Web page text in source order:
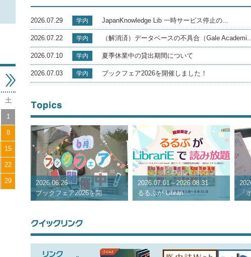
土
1
8
15
22
29
2026.07.29 学内 JapanKnowledge Lib 一時サービス停止の...
2026.07.22 学内 （解消済）データベースの不具合（Gale Academi...
2026.07.10 学内 夏季休業中の貸出期間について
2026.07.03 学内 ブックフェア2026を開催しました！
2026.06.26
ブックフェア2026を開...
2026.07.01～2026.08.31
るるぶが Librari...
「